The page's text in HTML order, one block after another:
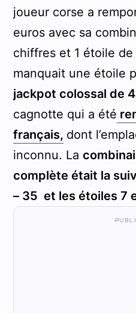
joueur corse a
euros avec sa
chiffres et 1 étoile de
manquait une étoile
jackpot colossal de
cagnotte qui a été
français, dont
inconnu. La
complète était la
– 35 et les étoiles 7